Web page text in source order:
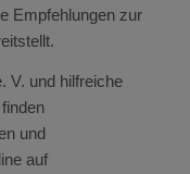
Empfehlungen zur
V. und hilfreiche
und
auf